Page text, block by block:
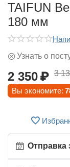
TAIFUN
180 мм
Узнать о
2 350₽ 3
Вы экономите:
Отправка